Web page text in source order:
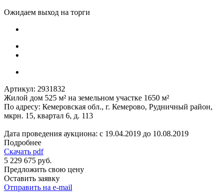
Ожидаем выход на торги
Артикул: 2931832
Жилой дом 525 м² на земельном участке 1650 м²
По адресу: Кемеровская обл., г. Кемерово, Рудничный район,
мкрн. 15, квартал 6, д. 113
Дата проведения аукциона: с 19.04.2019 до 10.08.2019
Подробнее
Скачать pdf
5 229 675 руб.
Предложить свою цену
Оставить заявку
Отправить на e-mail